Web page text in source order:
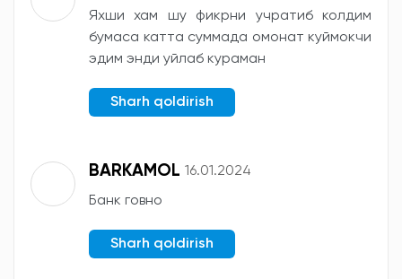
Яхши хам шу фикрни учратиб колдим
бумаса катта суммада омонат куймокчи
эдим энди уйлаб кураман
Sharh qoldirish
BARKAMOL 16.01.2024
Банк говно
Sharh qoldirish